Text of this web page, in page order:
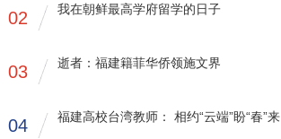
02 我在朝鲜最高学府留学的日子
03 逝者：福建籍菲华侨领施文界
04 福建高校台湾教师： 相约“云端”盼“春”来